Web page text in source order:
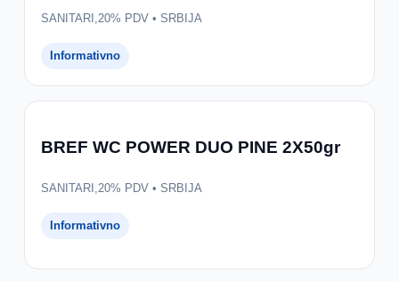
SANITARI,20% PDV • SRBIJA
Informativno
BREF WC POWER DUO PINE 2X50gr
SANITARI,20% PDV • SRBIJA
Informativno